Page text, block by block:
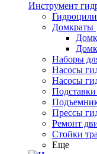
Инструмент
Домкраты
Наборы
Насосы
Насосы
Прессы
Ремонт
Стойки
Еще